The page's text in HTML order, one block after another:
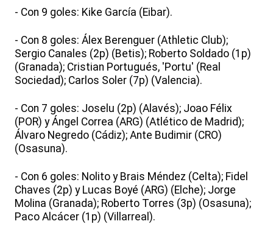
- Con 9 goles: Kike García (Eibar).
- Con 8 goles: Álex Berenguer (Athletic Club);
Sergio Canales (2p) (Betis); Roberto Soldado (1p)
(Granada); Cristian Portugués, 'Portu' (Real
Sociedad); Carlos Soler (7p) (Valencia).
- Con 7 goles: Joselu (2p) (Alavés); Joao Félix
(POR) y Ángel Correa (ARG) (Atlético de Madrid);
Álvaro Negredo (Cádiz); Ante Budimir (CRO)
(Osasuna).
- Con 6 goles: Nolito y Brais Méndez (Celta); Fidel
Chaves (2p) y Lucas Boyé (ARG) (Elche); Jorge
Molina (Granada); Roberto Torres (3p) (Osasuna);
Paco Alcácer (1p) (Villarreal).